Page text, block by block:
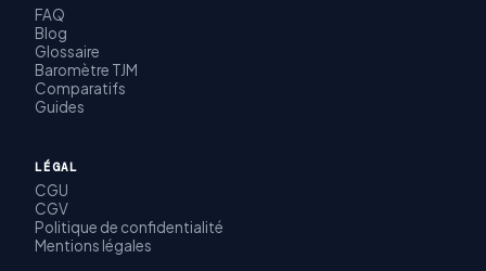
FAQ
Blog
Glossaire
Baromètre TJM
Comparatifs
Guides
LÉGAL
CGU
CGV
Politique de confidentialité
Mentions légales